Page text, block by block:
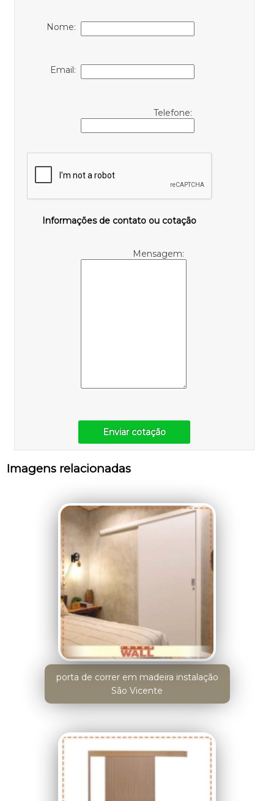
Nome:
Email:
Telefone:
Informações de contato ou cotação
Mensagem:
Enviar cotação
Imagens relacionadas
porta de correr em madeira instalação
São Vicente